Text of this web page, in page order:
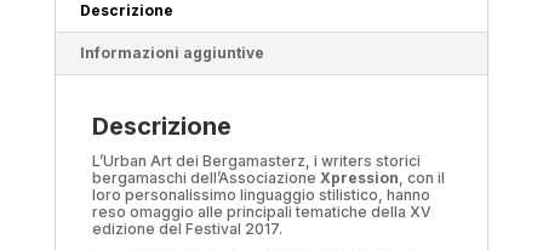
Descrizione
Informazioni aggiuntive
Descrizione
L’Urban Art dei Bergamasterz, i writers storici
bergamaschi dell’Associazione Xpression, con il
loro personalissimo linguaggio stilistico, hanno
reso omaggio alle principali tematiche della XV
edizione del Festival 2017.